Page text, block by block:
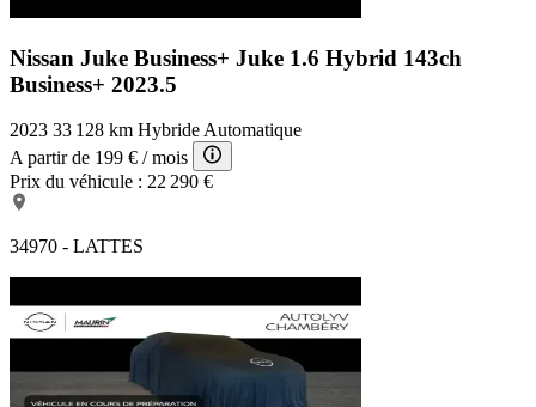
Nissan Juke Business+ Juke 1.6 Hybrid 143ch
Business+ 2023.5
2023 33 128 km Hybride Automatique
A partir de 199 € / mois
Prix du véhicule : 22 290 €
34970 - LATTES